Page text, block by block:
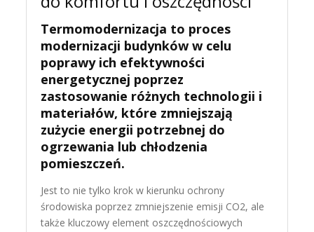
Termomodernizacja to proces
modernizacji budynków w celu
poprawy ich efektywności
energetycznej poprzez
zastosowanie różnych technologii i
materiałów, które zmniejszają
zużycie energii potrzebnej do
ogrzewania lub chłodzenia
pomieszczeń.
Jest to nie tylko krok w kierunku ochrony
środowiska poprzez zmniejszenie emisji CO2, ale
także kluczowy element oszczędnościowych